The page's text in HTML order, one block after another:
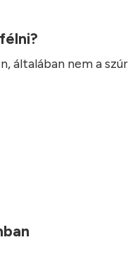
általában nem a